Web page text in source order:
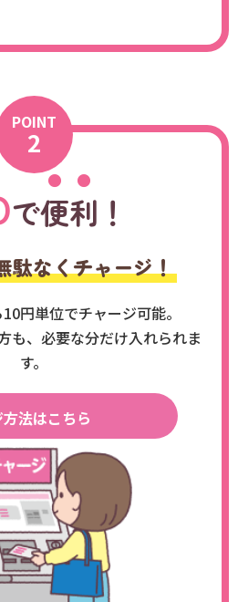
POINT
2
で便利 ！
駄なくチャージ！
円単位でチャージ可能。
も、必要な分だけ入れられま
す。
法はこちら